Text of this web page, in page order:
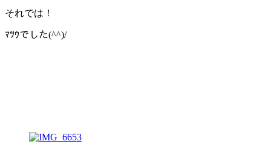
それでは！
ﾏﾂｳでした(^^)/